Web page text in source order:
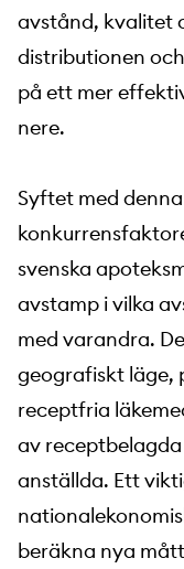
avstånd, kvalitet
distributionen
på ett mer
nere.
Syftet med
svenska
avstamp i vilka
med varandra.
geografiskt läge,
receptfria
av
anställda. Ett
beräkna nya